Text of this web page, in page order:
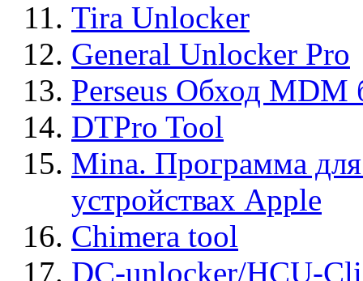
Tira Unlocker
General Unlocker Pro
Perseus Обход MDM
DTPro Tool
Mina. Программа
устройствах Apple
Chimera tool
DC-unlocker/HCU-